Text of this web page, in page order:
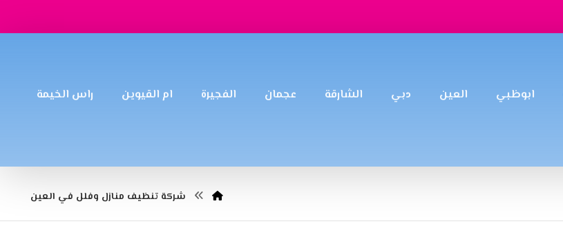
ابوظبي العين دبي الشارقة عجمان الفجيرة ام القيوين راس الخيمة
شركة تنظيف منازل وفلل في العين